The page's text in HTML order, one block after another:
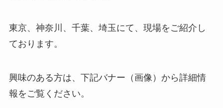
東京、神奈川、千葉、埼玉にて、現場をご紹介し
ております。
興味のある方は、下記バナー（画像）から詳細情
報をご覧ください。